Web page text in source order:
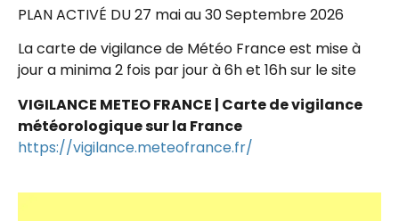
PLAN ACTIVÉ DU 27 mai au 30 Septembre 2026
La carte de vigilance de Météo France est mise à
jour a minima 2 fois par jour à 6h et 16h sur le site
VIGILANCE METEO FRANCE | Carte de vigilance
météorologique sur la France
https://vigilance.meteofrance.fr/